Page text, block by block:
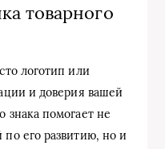
товарного
логотип или
и доверия вашей
знака помогает не
его развитию, но и